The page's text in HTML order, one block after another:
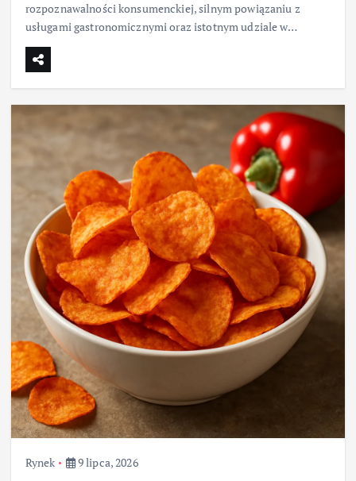
rozpoznawalności konsumenckiej, silnym powiązaniu z
usługami gastronomicznymi oraz istotnym udziale w…
Rynek 9 lipca, 2026